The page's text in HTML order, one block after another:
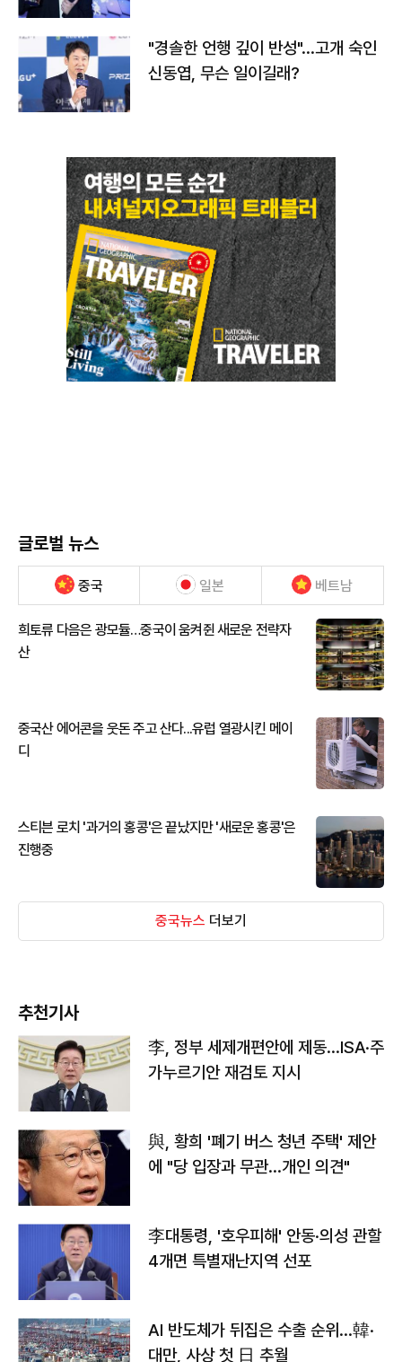
"경솔한 언행 깊이 반성"…고개 숙인
신동엽, 무슨 일이길래?
글로벌 뉴스
중국 일본 베트남
희토류 다음은 광모듈…중국이 움켜쥔 새로운 전략자
산
중국산 에어콘을 웃돈 주고 산다...유럽 열광시킨 메이
디
스티븐 로치 '과거의 홍콩'은 끝났지만 '새로운 홍콩'은
진행중
중국뉴스 더보기
추천기사
李, 정부 세제개편안에 제동…ISA·주
가누르기안 재검토 지시
與, 황희 '폐기 버스 청년 주택' 제안
에 "당 입장과 무관…개인 의견"
李대통령, '호우피해' 안동·의성 관할
4개면 특별재난지역 선포
AI 반도체가 뒤집은 수출 순위…韓·
대만, 사상 첫 日 추월